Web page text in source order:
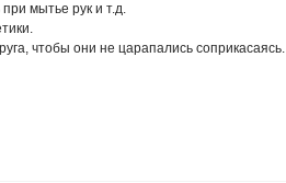
мытье рук и т.д.
чтобы они не царапались соприкасаясь.